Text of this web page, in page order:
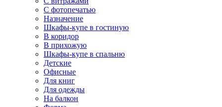
С фотопечатью
Назначение
Шкафы-купе в гостиную
В коридор
В прихожую
Шкафы-купе в спальню
Детские
Офисные
Для книг
Для одежды
На балкон